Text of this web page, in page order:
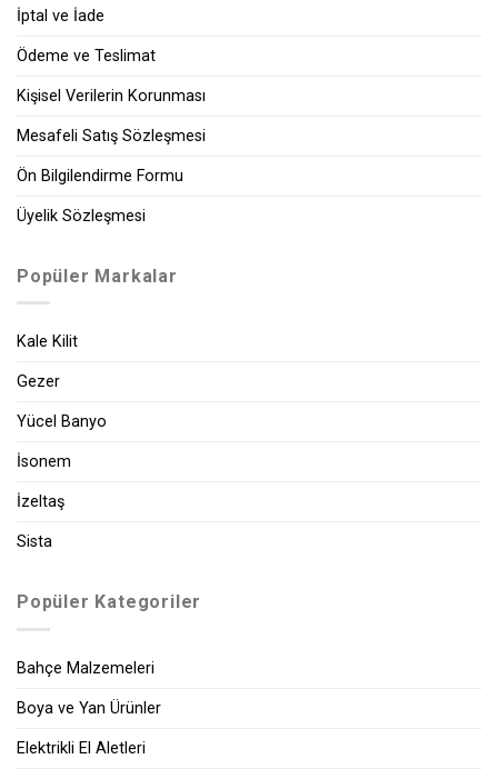
İptal ve İade
Ödeme ve Teslimat
Kişisel Verilerin Korunması
Mesafeli Satış Sözleşmesi
Ön Bilgilendirme Formu
Üyelik Sözleşmesi
Popüler Markalar
Kale Kilit
Gezer
Yücel Banyo
İsonem
İzeltaş
Sista
Popüler Kategoriler
Bahçe Malzemeleri
Boya ve Yan Ürünler
Elektrikli El Aletleri